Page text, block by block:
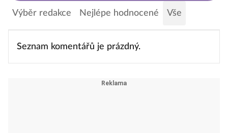
Výběr redakce Nejlépe hodnocené Vše
Seznam komentářů je prázdný.